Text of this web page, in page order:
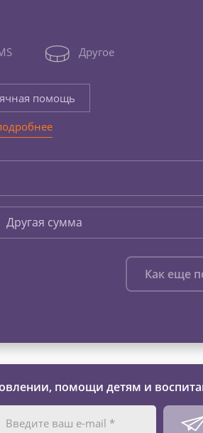
Другое
помощь
Другая сумма
Как еще
помощи детям и